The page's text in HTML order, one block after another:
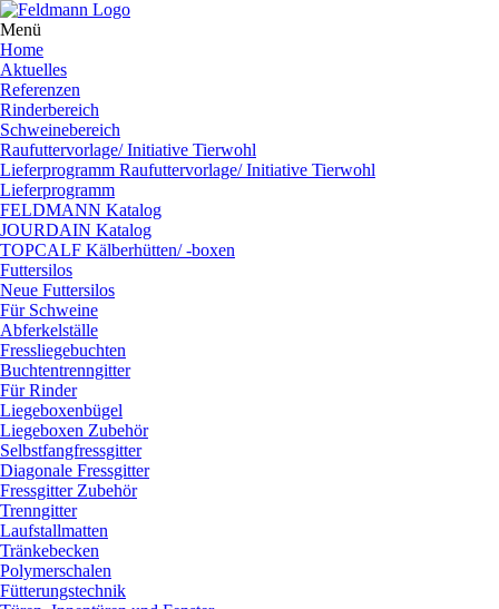
Menü
Home
Aktuelles
Referenzen
Rinderbereich
Schweinebereich
Raufuttervorlage/ Initiative Tierwohl
Lieferprogramm Raufuttervorlage/ Initiative Tierwohl
Lieferprogramm
FELDMANN Katalog
JOURDAIN Katalog
TOPCALF Kälberhütten/ -boxen
Futtersilos
Neue Futtersilos
Für Schweine
Abferkelställe
Fressliegebuchten
Buchtentrenngitter
Für Rinder
Liegeboxenbügel
Liegeboxen Zubehör
Selbstfangfressgitter
Diagonale Fressgitter
Fressgitter Zubehör
Trenngitter
Laufstallmatten
Tränkebecken
Polymerschalen
Fütterungstechnik